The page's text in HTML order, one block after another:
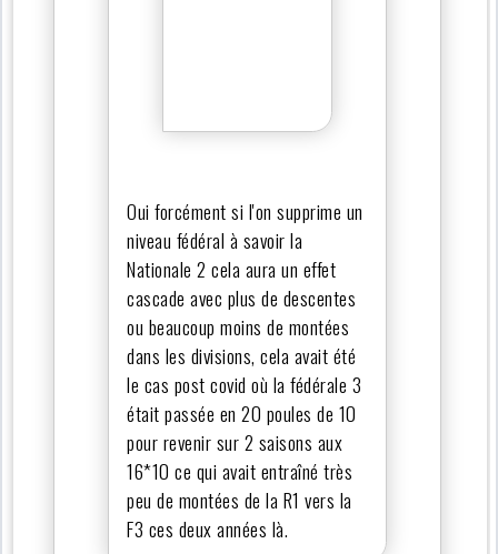
Oui forcément si l'on supprime un
niveau fédéral à savoir la
Nationale 2 cela aura un effet
cascade avec plus de descentes
ou beaucoup moins de montées
dans les divisions, cela avait été
le cas post covid où la fédérale 3
était passée en 20 poules de 10
pour revenir sur 2 saisons aux
16*10 ce qui avait entraîné très
peu de montées de la R1 vers la
F3 ces deux années là.